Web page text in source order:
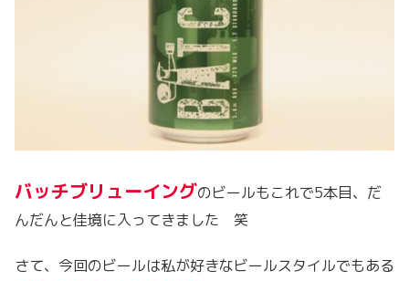
バッチブリューイングのビールもこれで5本目、だ
んだんと佳境に入ってきました 笑
さて、今回のビールは私が好きなビールスタイルでもある